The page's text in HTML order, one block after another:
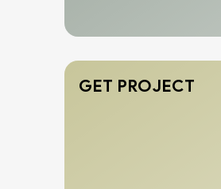
GET PROJECT